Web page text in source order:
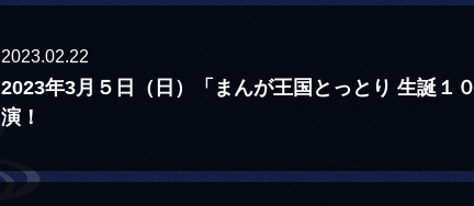
2023.02.22
2023年3月５日（日）「まんが王国とっとり 生誕１
演！